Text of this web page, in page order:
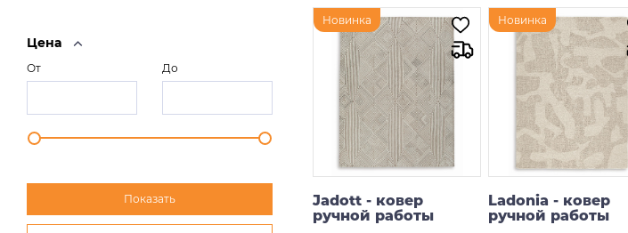
Цена
От До
Новинка
Jadott - ковер
ручной работы
Новинка
Ladonia - ковер
ручной работы